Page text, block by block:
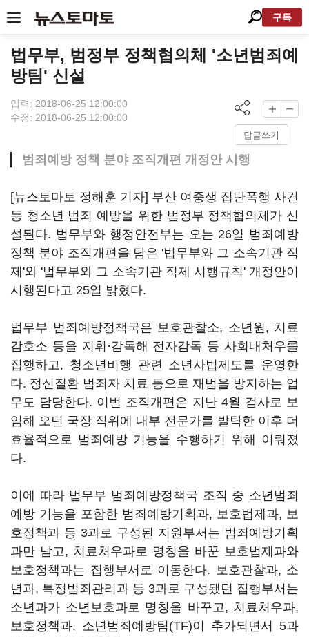
구독
법무부, 범정부 정책협의체 '소년범죄예
방팀' 신설
입력: 2018-06-25 12:00:00
수정: 2018-06-25 12:00:00
답글쓰기
범죄예방 정책 분야 조직개편 개정안 시행
[뉴스토마토 정해훈 기자] 부산 여중생 집단폭행 사건
등 청소년 범죄 예방을 위한 범정부 정책협의체가 신
설된다. 법무부와 행정안전부는 오는 26일 범죄예방
정책 분야 조직개편을 담은 '법무부와 그 소속기관 직
제'와 '법무부와 그 소속기관 직제 시행규칙' 개정안이
시행된다고 25일 밝혔다.
법무부 범죄예방정책국은 보호관찰소, 소년원, 치료
감호소 등을 지휘·감독해 전자감독 등 사회내처우를
집행하고, 청소년비행 관련 소년사법제도를 운영한
다. 정신질환 범죄자 치료 등으로 재범을 방지하는 업
무도 담당한다. 이번 조직개편은 지난 4월 검사로 보
임해 오던 국장 직위에 내부 전문가를 발탁한 이후 더
효율적으로 범죄예방 기능을 수행하기 위해 이뤄졌
다.
이에 따라 법무부 범죄예방정책국 조직 중 소년범죄
예방 기능을 포함한 범죄예방기획과, 보호법제과, 보
호정책과 등 3과로 구성된 지원부서는 범죄예방기획
과만 남고, 치료처우과로 명칭을 바꾼 보호법제과와
보호정책과는 집행부서로 이동한다. 보호관찰과, 소
년과, 특정범죄관리과 등 3과로 구성됐던 집행부서는
소년과가 소년보호과로 명칭을 바꾸고, 치료처우과,
보호정책과, 소년범죄예방팀(TF)이 추가되면서 5과